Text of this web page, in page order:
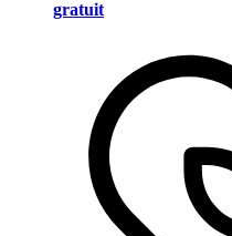
gratuit